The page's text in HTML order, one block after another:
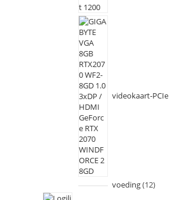
videokaart-PCIe
voeding 12